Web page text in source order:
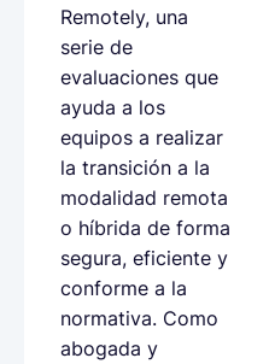
Remotely, una
serie de
evaluaciones que
ayuda a los
equipos a realizar
la transición a la
modalidad remota
o híbrida de forma
segura, eficiente y
conforme a la
normativa. Como
abogada y